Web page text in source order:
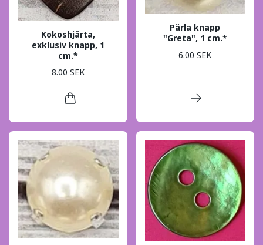
Kokoshjärta,
exklusiv knapp, 1
cm.*
8.00 SEK
Pärla knapp
"Greta", 1 cm.*
6.00 SEK